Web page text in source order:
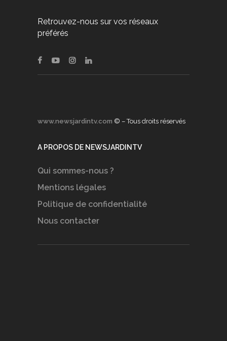
Retrouvez-nous sur vos réseaux
préférés
www.newsjardintv.com © – Tous droits réservés
A PROPOS DE NEWSJARDINTV
Qui sommes-nous ?
Mentions légales
Politique de confidentialité
Nous contacter